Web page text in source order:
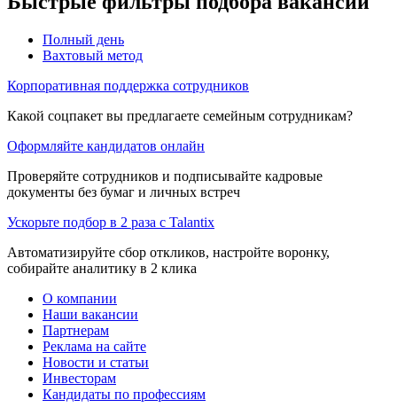
Полный день
Вахтовый метод
Корпоративная поддержка сотрудников
Какой соцпакет вы предлагаете семейным сотрудникам?
Оформляйте кандидатов онлайн
Проверяйте сотрудников и подписывайте кадровые
документы без бумаг и личных встреч
Ускорьте подбор в 2 раза с Talantix
Автоматизируйте сбор откликов, настройте воронку,
собирайте аналитику в 2 клика
О компании
Наши вакансии
Партнерам
Реклама на сайте
Новости и статьи
Инвесторам
Кандидаты по профессиям